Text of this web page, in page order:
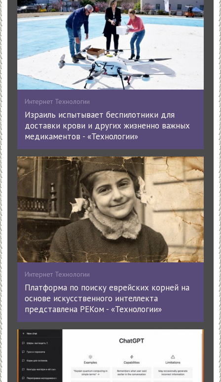
Интернет Технологии
Израиль испытывает беспилотники для
доставки крови и других жизненно важных
медикаментов - «Технологии»
Интернет Технологии
Платформа по поиску еврейских корней на
основе искусственного интеллекта
представлена РЕКом - «Технологии»